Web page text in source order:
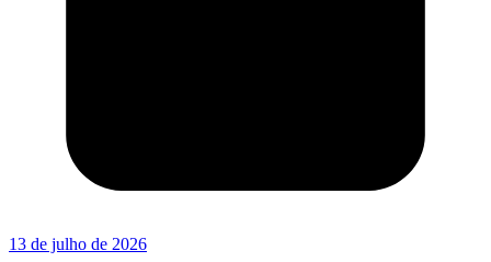
13 de julho de 2026